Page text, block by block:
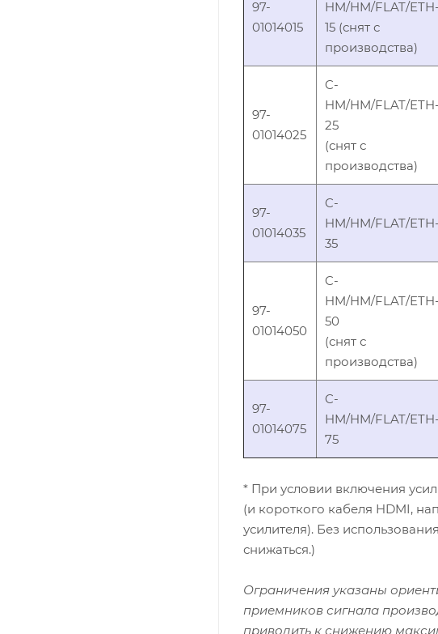
97-
01014015
HM/HM/FLAT/ETH-
15 (снят с
производства)
97-
01014025
C-
HM/HM/FLAT/ETH-
25
(снят с
производства)
97-
01014035
C-
HM/HM/FLAT/ETH-
35
97-
01014050
C-
HM/HM/FLAT/ETH-
50
(снят с
производства)
97-
01014075
C-
HM/HM/FLAT/ETH-
75
* При условии включения
(и короткого кабеля HDMI,
усилителя). Без
снижаться.)
Ограничения указаны
приемников сигнала
приводить к снижению